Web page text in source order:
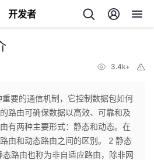
开发者
3.4k+
重要的通信机制，它控制数据包如何
路由可确保数据以高效、可靠和及
有两种主要形式：静态和动态。在
由和动态路由之间的区别。 2 静态
路由也称为非自适应路由，除非网